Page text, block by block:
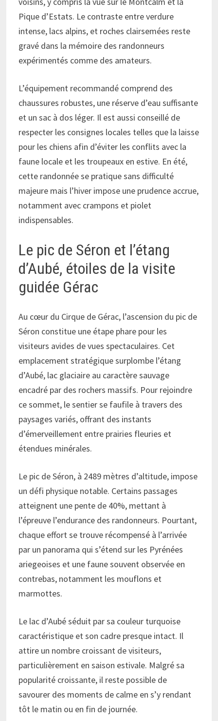
Pique d’Estats. Le contraste entre verdure
intense, lacs alpins, et roches clairsemées reste
gravé dans la mémoire des randonneurs
expérimentés comme des amateurs.
L’équipement recommandé comprend des
chaussures robustes, une réserve d’eau suffisante
et un sac à dos léger. Il est aussi conseillé de
respecter les consignes locales telles que la laisse
pour les chiens afin d’éviter les conflits avec la
faune locale et les troupeaux en estive. En été,
cette randonnée se pratique sans difficulté
majeure mais l’hiver impose une prudence accrue,
notamment avec crampons et piolet
indispensables.
Le pic de Séron et l’étang
d’Aubé, étoiles de la visite
guidée Gérac
Au cœur du Cirque de Gérac, l’ascension du pic de
Séron constitue une étape phare pour les
visiteurs avides de vues spectaculaires. Cet
emplacement stratégique surplombe l’étang
d’Aubé, lac glaciaire au caractère sauvage
encadré par des rochers massifs. Pour rejoindre
ce sommet, le sentier se faufile à travers des
paysages variés, offrant des instants
d’émerveillement entre prairies fleuries et
étendues minérales.
Le pic de Séron, à 2489 mètres d’altitude, impose
un défi physique notable. Certains passages
atteignent une pente de 40%, mettant à
l’épreuve l’endurance des randonneurs. Pourtant,
chaque effort se trouve récompensé à l’arrivée
par un panorama qui s’étend sur les Pyrénées
ariegeoises et une faune souvent observée en
contrebas, notamment les mouflons et
marmottes.
Le lac d’Aubé séduit par sa couleur turquoise
caractéristique et son cadre presque intact. Il
attire un nombre croissant de visiteurs,
particulièrement en saison estivale. Malgré sa
popularité croissante, il reste possible de
savourer des moments de calme en s’y rendant
tôt le matin ou en fin de journée.